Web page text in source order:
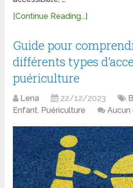
[Continue Reading...]
Guide pour
différents types
puériculture
Lena 22/12/2023
Enfant, Puériculture